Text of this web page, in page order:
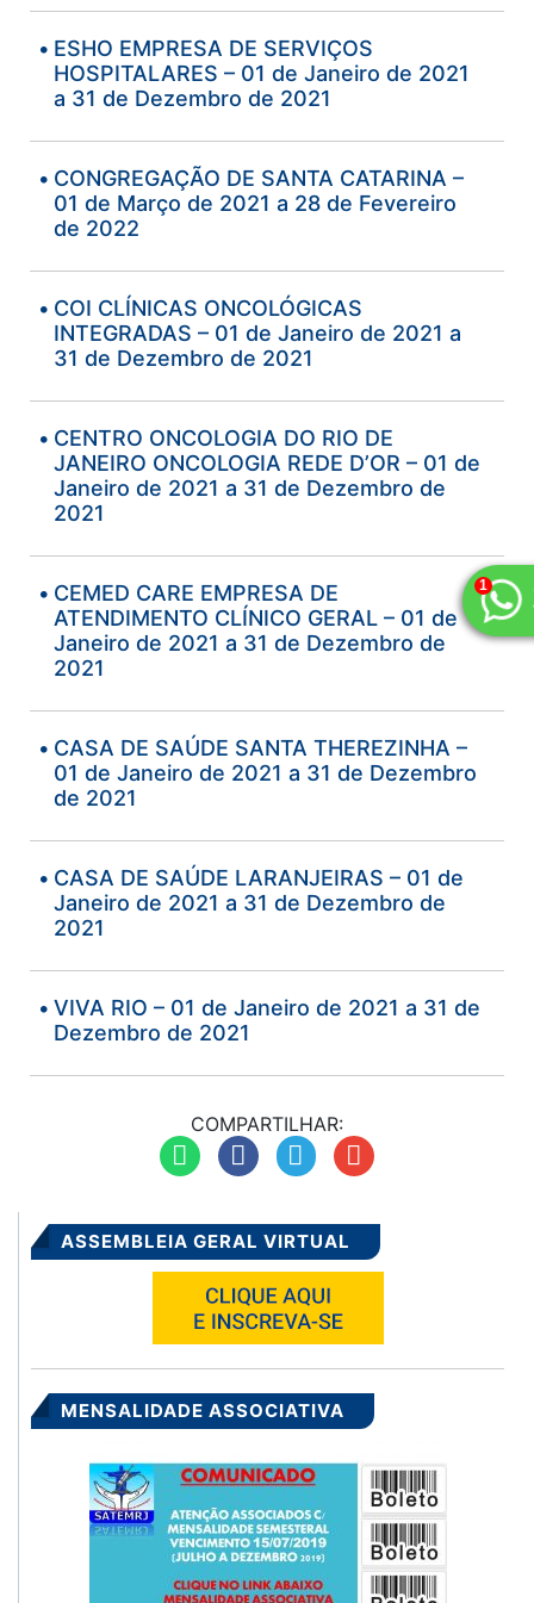
ESHO EMPRESA DE SERVIÇOS
HOSPITALARES – 01 de Janeiro de 2021
a 31 de Dezembro de 2021
CONGREGAÇÃO DE SANTA CATARINA –
01 de Março de 2021 a 28 de Fevereiro
de 2022
COI CLÍNICAS ONCOLÓGICAS
INTEGRADAS – 01 de Janeiro de 2021 a
31 de Dezembro de 2021
CENTRO ONCOLOGIA DO RIO DE
JANEIRO ONCOLOGIA REDE D’OR – 01 de
Janeiro de 2021 a 31 de Dezembro de
2021
CEMED CARE EMPRESA DE
ATENDIMENTO CLÍNICO GERAL – 01 de
Janeiro de 2021 a 31 de Dezembro de
2021
CASA DE SAÚDE SANTA THEREZINHA –
01 de Janeiro de 2021 a 31 de Dezembro
de 2021
CASA DE SAÚDE LARANJEIRAS – 01 de
Janeiro de 2021 a 31 de Dezembro de
2021
VIVA RIO – 01 de Janeiro de 2021 a 31 de
Dezembro de 2021
ASSEMBLEIA GERAL VIRTUAL
MENSALIDADE ASSOCIATIVA